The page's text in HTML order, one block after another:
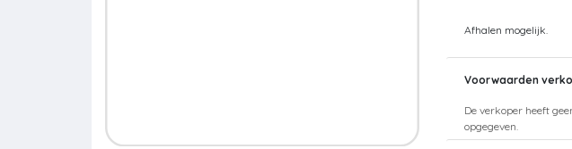
Afhalen mogelijk.
Voorwaarden
De verkoper heeft
opgegeven.